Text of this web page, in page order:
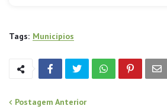
Tags: Municípios
Postagem Anterior